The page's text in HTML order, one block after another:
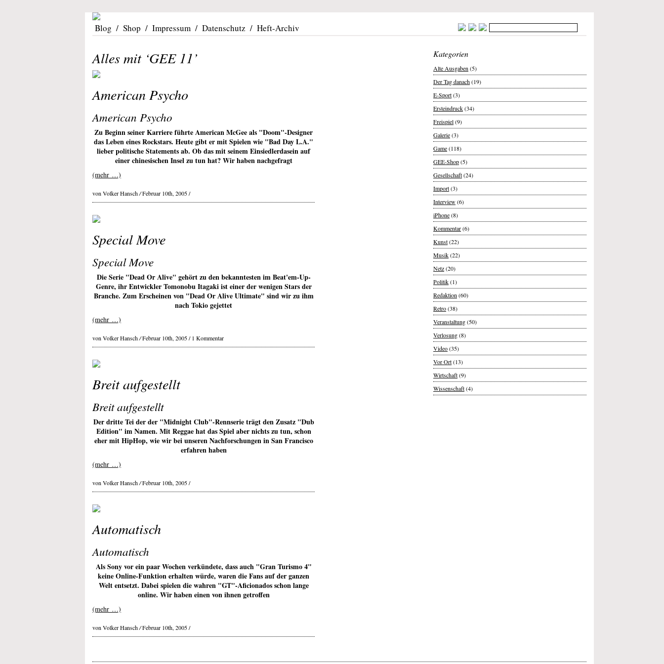
Blog / Shop / Impressum / Datenschutz / Heft-Archiv
Kategorien
Alte Ausgaben (5)
Der Tag danach(19)
E-Sport(3)
Ersteindruck(34)
Freispiel(9)
Galerie(3)
Game(118)
GEE-Shop(5)
Gesellschaft(24)
Import(3)
Interview(6)
iPhone(8)
Kommentar(6)
Kunst(22)
Musik(22)
Netz(20)
Politik(1)
Redaktion (60)
Retro(38)
Veranstaltung(50)
Verlosung(8)
Video(35)
Vor Ort(13)
Wirtschaft(9)
Wissenschaft(4)
Alles mit ‘GEE 11’
American Psycho
American Psycho
Zu Beginn seiner Karriere führte American McGee als "Doom"-Designer
das Leben eines Rockstars. Heute gibt er mit Spielen wie "Bad Day L.A."
lieber politische Statements ab. Ob das mit seinem Einsiedlerdasein auf
einer chinesischen Insel zu tun hat? Wir haben nachgefragt
(mehr …)
von Volker Hansch/Februar 10th, 2005 /
Special Move
Special Move
Die Serie "Dead Or Alive" gehört zu den bekanntesten im Beat'em-Up-
Genre, ihr Entwickler Tomonobu Itagaki ist einer der wenigen Stars der
Branche. Zum Erscheinen von "Dead Or Alive Ultimate" sind wir zu ihm
nach Tokio gejettet
(mehr …)
von Volker Hansch/Februar 10th, 2005 / 1 Kommentar
Breit aufgestellt
Breit aufgestellt
Der dritte Tei der der "Midnight Club"-Rennserie trägt den Zusatz "Dub
Edition" im Namen. Mit Reggae hat das Spiel aber nichts zu tun, schon
eher mit HipHop, wie wir bei unseren Nachforschungen in San Francisco
erfahren haben
(mehr …)
von Volker Hansch/Februar 10th, 2005 /
Automatisch
Automatisch
Als Sony vor ein paar Wochen verkündete, dass auch "Gran Turismo 4"
keine Online-Funktion erhalten würde, waren die Fans auf der ganzen
Welt entsetzt. Dabei spielen die wahren "GT"-Aficionados schon lange
online. Wir haben einen von ihnen getroffen
(mehr …)
von Volker Hansch/Februar 10th, 2005 /